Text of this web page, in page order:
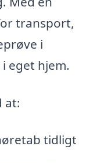
transport,
i
eget hjem.
at:
tidligt